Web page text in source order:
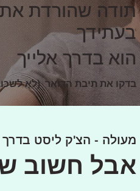
תודה שהורדת
בעתידך
הוא בדרך אלייך
בדקו את תיבת הדואר (לא
מעולה - הצ'ק ליסט בדרך
אבל חשוב